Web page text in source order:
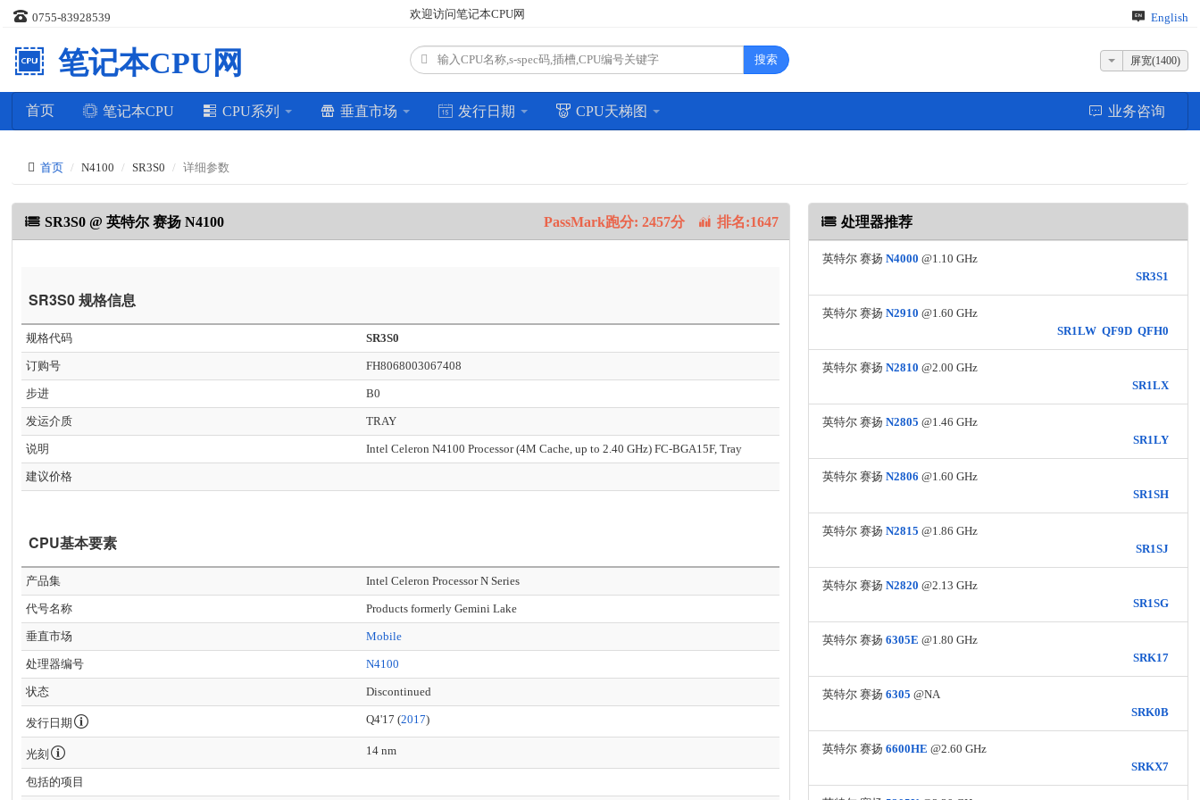
0755-83928539 欢迎访问笔记本CPU网 English
笔记本CPU网 搜索 屏宽(1400)
首页 笔记本CPU CPU系列 垂直市场 发行日期 CPU天梯图 业务咨询
首页 N4100 SR3S0 详细参数
SR3S0 @ 英特尔 赛扬 N4100 PassMark跑分: 2457分 排名:1647
SR3S0 规格信息
规格代码 SR3S0
订购号 FH8068003067408
步进 B0
发运介质 TRAY
说明 Intel Celeron N4100 Processor (4M Cache, up to 2.40 GHz) FC-BGA15F, Tray
建议价格
CPU基本要素
产品集 Intel Celeron Processor N Series
代号名称 Products formerly Gemini Lake
垂直市场 Mobile
处理器编号 N4100
状态 Discontinued
发行日期 Q4'17 (2017)
光刻 14 nm
包括的项目
处理器推荐
英特尔 赛扬 N4000 @1.10 GHz
SR3S1
英特尔 赛扬 N2910 @1.60 GHz
SR1LW QF9D QFH0
英特尔 赛扬 N2810 @2.00 GHz
SR1LX
英特尔 赛扬 N2805 @1.46 GHz
SR1LY
英特尔 赛扬 N2806 @1.60 GHz
SR1SH
英特尔 赛扬 N2815 @1.86 GHz
SR1SJ
英特尔 赛扬 N2820 @2.13 GHz
SR1SG
英特尔 赛扬 6305E @1.80 GHz
SRK17
英特尔 赛扬 6305 @NA
SRK0B
英特尔 赛扬 6600HE @2.60 GHz
SRKX7